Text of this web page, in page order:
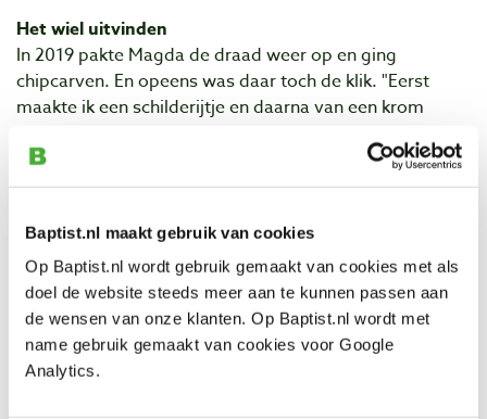
Baptist.nl maakt gebruik van cookies
Op Baptist.nl wordt gebruik gemaakt van cookies met als
doel de website steeds meer aan te kunnen passen aan
de wensen van onze klanten. Op Baptist.nl wordt met
name gebruik gemaakt van cookies voor Google
Analytics.
Het wiel uitvinden
In 2019 pakte Magda de draad weer op en ging
chipcarven. En opeens was daar toch de klik. "Eerst
maakte ik een schilderijtje en daarna van een krom
een cursus meubelmaken gaan doen, want van hout
had ik geen verstand. Mensen die chipcarven heb ik
ermee bezig zijn. Daardoor ben ik steeds opnieuw het
wiel aan het uitvinden. Maar ik zie het als een
leerproces. Ik ontdek het meest van kijken, doen en
vooral uitproberen."
Drie nieuwe kistjes
Dat Magda
uiteindelijk